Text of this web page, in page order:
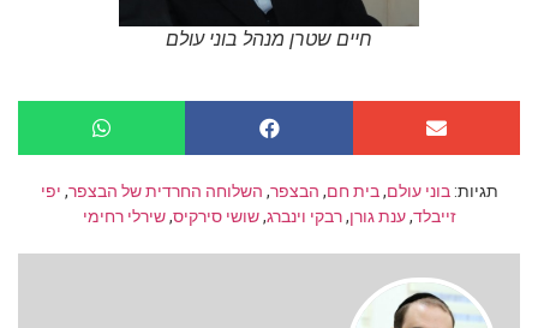
חיים שטרן מנהל בוני עולם
תגיות: בוני עולם,בית חם, הבצפר, השלוחה החרדית של הבצפר, יפי
זייבלד,ענת גורן,רבקי וינברג,שושי סירקיס,שירלי רחימי